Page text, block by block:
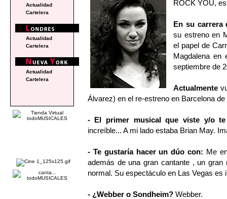
ROCK YOU,
En su carrera
su estreno en
el papel de
Magdalena en
septiembre de
Actualmente
Álvarez) en el re-estreno en Barcelona
- El primer musical que viste y/o
increíble... A mi lado estaba Brian May.
- Te gustaría hacer un dúo con: Me
además de una gran cantante , un
normal. Su espectáculo en Las Vegas es
- ¿Webber o Sondheim? Webber.
Actualidad
Cartelera
Actualidad
Cartelera
Actualidad
Cartelera